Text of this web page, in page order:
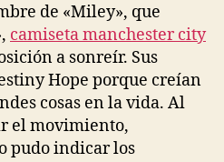
de «Miley», que
camiseta manchester city
a sonreír. Sus
Hope porque creían
cosas en la vida. Al
el movimiento,
pudo indicar los